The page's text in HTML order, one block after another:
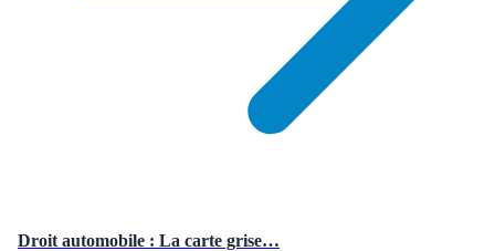
Droit automobile : La carte grise…